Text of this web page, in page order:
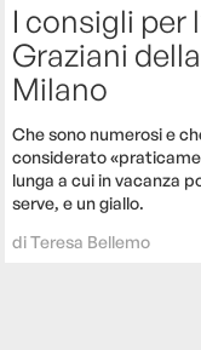
I consigli per
Graziani
Milano
Che sono numerosi e
considerato
lunga a cui in vacanza
serve, e un giallo.
diTeresa Bellemo